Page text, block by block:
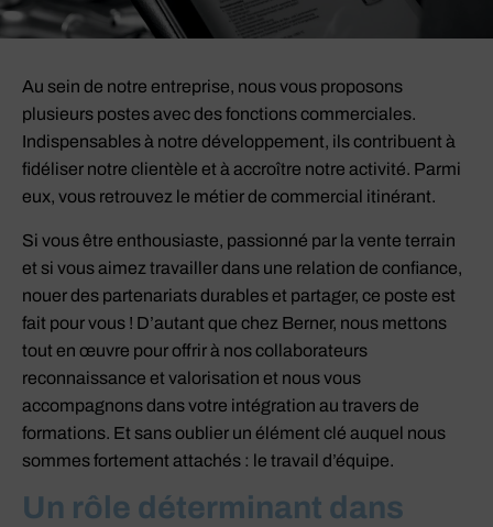
Au sein de notre entreprise, nous vous proposons
plusieurs postes avec des fonctions commerciales.
Indispensables à notre développement, ils contribuent à
fidéliser notre clientèle et à accroître notre activité. Parmi
eux, vous retrouvez le métier de commercial itinérant.
Si vous être enthousiaste, passionné par la vente terrain
et si vous aimez travailler dans une relation de confiance,
nouer des partenariats durables et partager, ce poste est
fait pour vous ! D’autant que chez Berner, nous mettons
tout en œuvre pour offrir à nos collaborateurs
reconnaissance et valorisation et nous vous
accompagnons dans votre intégration au travers de
formations. Et sans oublier un élément clé auquel nous
sommes fortement attachés : le travail d’équipe.
Un rôle déterminant dans